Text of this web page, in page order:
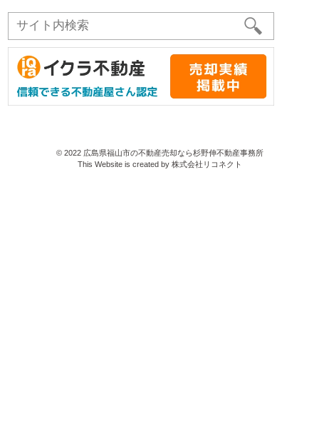
© 2022 広島県福山市の不動産売却なら杉野伸不動産事務所
This Website is created by 株式会社リコネクト